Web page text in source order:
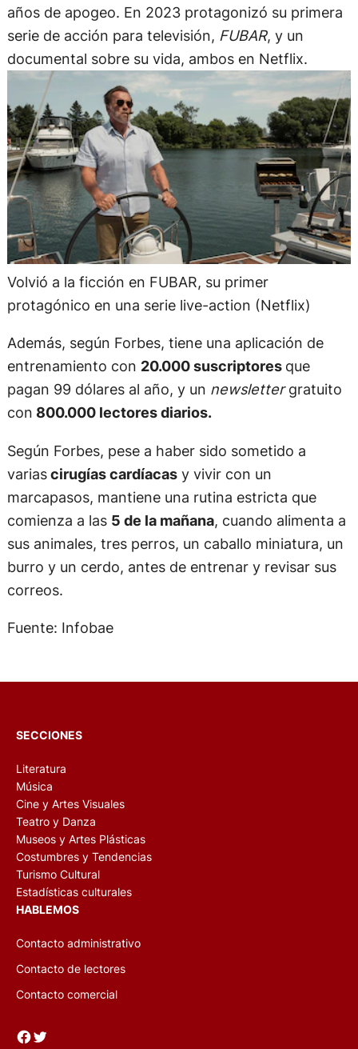
años de apogeo. En 2023 protagonizó su primera
serie de acción para televisión, FUBAR, y un
documental sobre su vida, ambos en Netflix.
Volvió a la ficción en FUBAR, su primer
protagónico en una serie live-action (Netflix)
Además, según Forbes, tiene una aplicación de
entrenamiento con 20.000 suscriptores que
pagan 99 dólares al año, y un newslettergratuito
con 800.000 lectores diarios.
Según Forbes, pese a haber sido sometido a
variascirugías cardíacasy vivir con un
marcapasos, mantiene una rutina estricta que
comienza a las 5 de la mañana, cuando alimenta a
sus animales, tres perros, un caballo miniatura, un
burro y un cerdo, antes de entrenar y revisar sus
correos.
Fuente: Infobae
SECCIONES
Literatura
Música
Cine y Artes Visuales
Teatro y Danza
Museos y Artes Plásticas
Costumbres y Tendencias
Turismo Cultural
Estadísticas culturales
HABLEMOS
Contacto administrativo
Contacto de lectores
Contacto comercial
Facebook Twitter